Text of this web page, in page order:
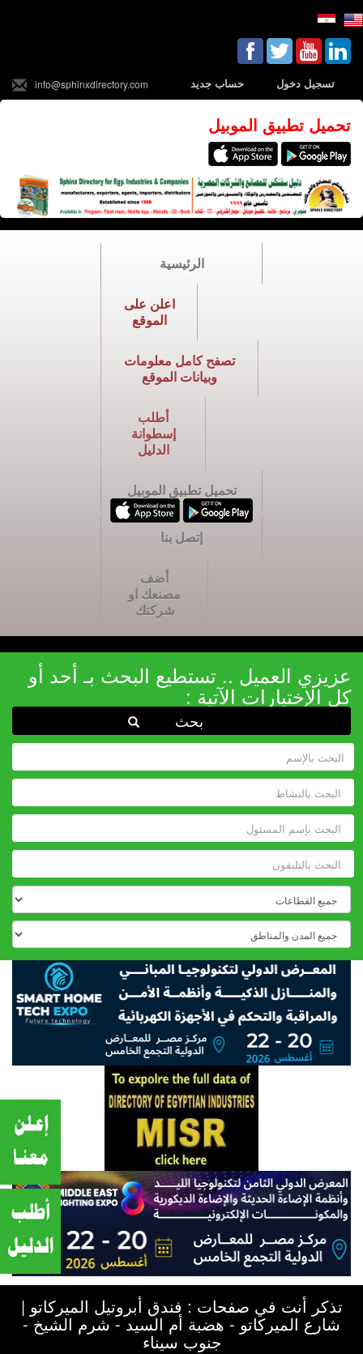
تسجيل دخول حساب جديد info@sphinxdirectory.com
تحميل تطبيق الموبيل
الرئيسية
اعلن على
الموقع
تصفح كامل معلومات
وبيانات الموقع
أطلب
إسطوانة
الدليل
تحميل تطبيق الموبيل
إتصل بنا
أضف
مصنعك او
شركتك
عزيزي العميل .. تستطيع البحث بـ أحد أو
كل الإختيارات الآتية :
تذكر أنت في صفحات : فندق أبروتيل الميركاتو |
شارع الميركاتو - هضبة أم السيد - شرم الشيخ -
جنوب سيناء